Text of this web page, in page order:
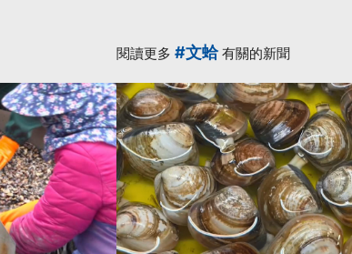
閱讀更多 #文蛤有關的新聞